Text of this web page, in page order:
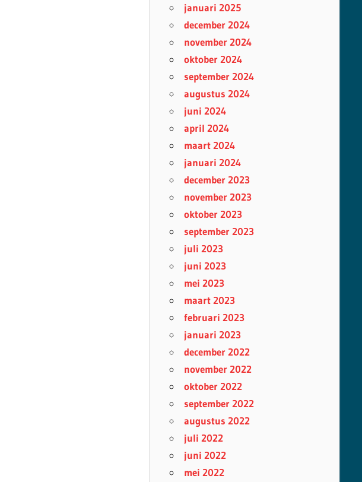
januari 2025
december 2024
november 2024
oktober 2024
september 2024
augustus 2024
juni 2024
april 2024
maart 2024
januari 2024
december 2023
november 2023
oktober 2023
september 2023
juli 2023
juni 2023
mei 2023
maart 2023
februari 2023
januari 2023
december 2022
november 2022
oktober 2022
september 2022
augustus 2022
juli 2022
juni 2022
mei 2022